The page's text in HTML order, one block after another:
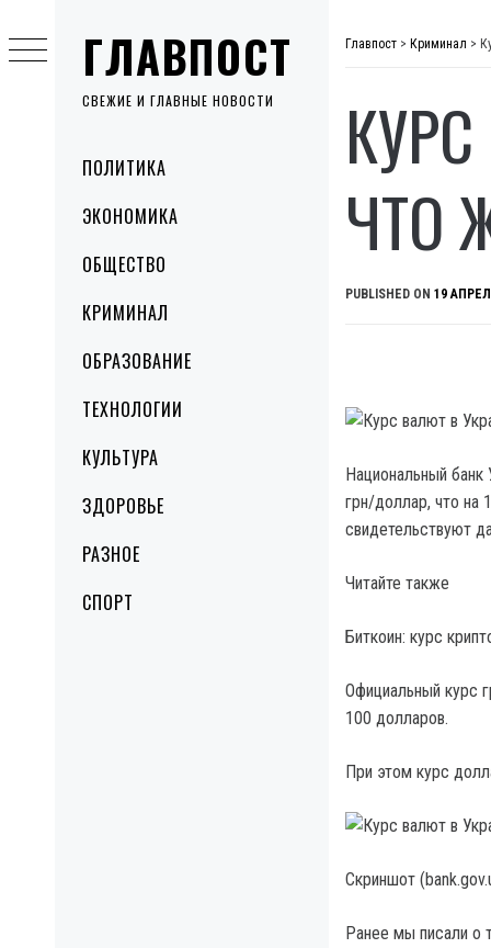
ГЛАВПОСТ
СВЕЖИЕ И ГЛАВНЫЕ НОВОСТИ
MenuПОЛИТИКА
ЭКОНОМИКА
ОБЩЕСТВО
КРИМИНАЛ
ОБРАЗОВАНИЕ
ТЕХНОЛОГИИ
КУЛЬТУРА
ЗДОРОВЬЕ
РАЗНОЕ
СПОРТ
to
content
Главпост > Криминал >
ЧТО
PUBLISHED ON 19
Национальный банк
грн/доллар, что
свидетельствуют
Читайте также
Биткоин: курс
Официальный курс
100 долларов.
При этом курс
Скриншот
Ранее мы писали о